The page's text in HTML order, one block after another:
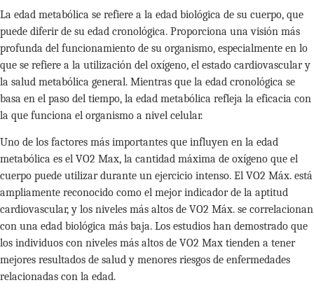
La edad metabólica se refiere a la edad biológica de su cuerpo, que
puede diferir de su edad cronológica. Proporciona una visión más
profunda del funcionamiento de su organismo, especialmente en lo
que se refiere a la utilización del oxígeno, el estado cardiovascular y
la salud metabólica general. Mientras que la edad cronológica se
basa en el paso del tiempo, la edad metabólica refleja la eficacia con
la que funciona el organismo a nivel celular.
Uno de los factores más importantes que influyen en la edad
metabólica es el VO2 Max, la cantidad máxima de oxígeno que el
cuerpo puede utilizar durante un ejercicio intenso. El VO2 Máx. está
ampliamente reconocido como el mejor indicador de la aptitud
cardiovascular, y los niveles más altos de VO2 Máx. se correlacionan
con una edad biológica más baja. Los estudios han demostrado que
los individuos con niveles más altos de VO2 Max tienden a tener
mejores resultados de salud y menores riesgos de enfermedades
relacionadas con la edad.